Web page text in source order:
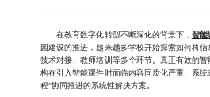
在教育数字化转型不断深化的背景下， 智能
园建设的推进，越来越多学校开始探索如何将
技术对接、教师培训等多个环节。真正有效的
构在引入智能课件时面临内容同质化严重、系
程”协同推进的系统性解决方案。